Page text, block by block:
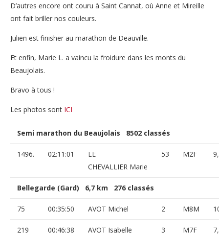
D’autres encore ont couru à Saint Cannat, où Anne et Mireille
ont fait briller nos couleurs.
Julien est finisher au marathon de Deauville.
Et enfin, Marie L. a vaincu la froidure dans les monts du
Beaujolais.
Bravo à tous !
Les photos sont ICI
Semi marathon du Beaujolais 8502 classés
1496. 02:11:01
LE
CHEVALLIER Marie
53 M2F
Bellegarde (Gard) 6,7 km 276 classés
75 00:35:50 AVOT Michel 2 M8M
219 00:46:38 AVOT Isabelle 3 M7F